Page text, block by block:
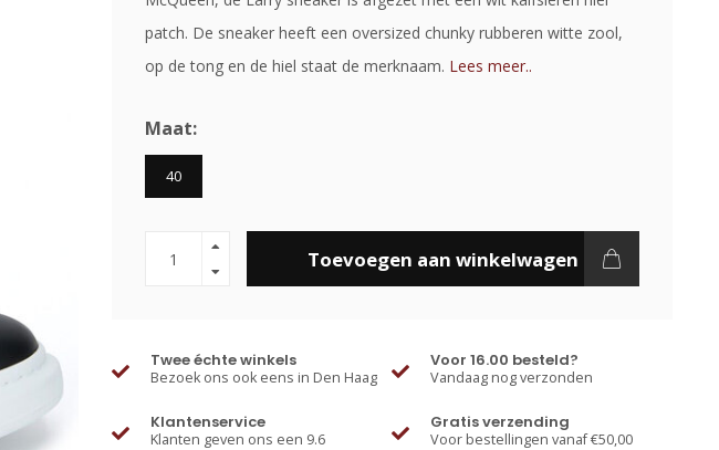
patch. De sneaker heeft een oversized chunky rubberen witte zool,
op de tong en de hiel staat de merknaam. Lees meer..
Maat:
40
Toevoegen aan winkelwagen
Twee échte winkels
Bezoek ons ook eens in Den Haag
Voor 16.00 besteld?
Vandaag nog verzonden
Klantenservice
Klanten geven ons een 9.6
Gratis verzending
Voor bestellingen vanaf €50,00